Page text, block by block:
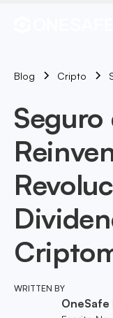
Blog Cripto
Seguro
WRITTEN BY
OneSafe